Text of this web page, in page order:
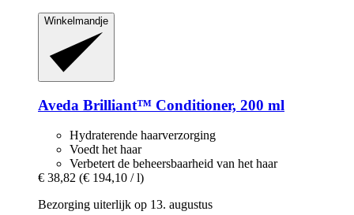
Winkelmandje
Aveda Brilliant™ Conditioner, 200 ml
Hydraterende haarverzorging
Voedt het haar
Verbetert de beheersbaarheid van het haar
€ 38,82 (€ 194,10 / l)
Bezorging uiterlijk op 13. augustus